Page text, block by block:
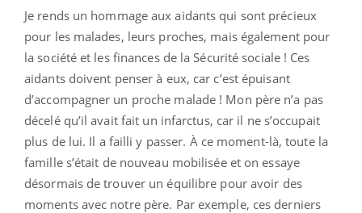
Je rends un hommage aux aidants qui sont précieux
pour les malades, leurs proches, mais également pour
la société et les finances de la Sécurité sociale ! Ces
aidants doivent penser à eux, car c’est épuisant
d’accompagner un proche malade ! Mon père n’a pas
décelé qu’il avait fait un infarctus, car il ne s’occupait
plus de lui. Il a failli y passer. À ce moment-là, toute la
famille s’était de nouveau mobilisée et on essaye
désormais de trouver un équilibre pour avoir des
moments avec notre père. Par exemple, ces derniers